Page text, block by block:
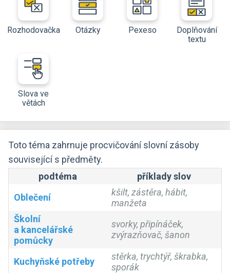
Rozhodovačka Otázky Pexeso
Doplňování
textu
Slova ve
větách
Toto téma zahrnuje procvičování slovní zásoby
související s předměty.
podtéma
příklady slov
Oblečení
kšilt, zástěra, hábit,
manžeta
Školní
a kancelářské
pomůcky
svorky, připínáček,
zvýrazňovač, šanon
Kuchyňské potřeby
stěrka, trychtýř, škrabka,
sporák